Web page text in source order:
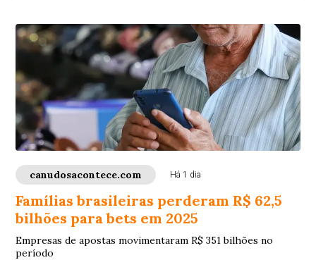
canudosacontece.com Há 1 dia
Famílias brasileiras perderam R$ 62,5
bilhões para bets em 2025
Empresas de apostas movimentaram R$ 351 bilhões no
período